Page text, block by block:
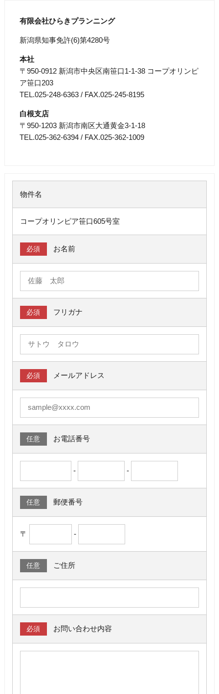
有限会社ひらきプランニング
新潟県知事免許(6)第4280号
本社
〒950-0912 新潟市中央区南笹口1-1-38 コープオリンピ
ア笹口203
TEL.025-248-6363 / FAX.025-245-8195
白根支店
〒950-1203 新潟市南区大通黄金3-1-18
TEL.025-362-6394 / FAX.025-362-1009
物件名
コープオリンピア笹口605号室
必須 お名前
必須 フリガナ
必須 メールアドレス
任意 お電話番号
- -
任意 郵便番号
〒 -
任意 ご住所
必須 お問い合わせ内容